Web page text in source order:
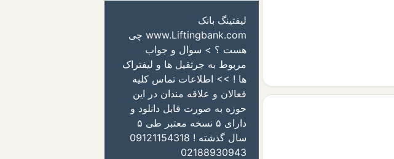
لیفتینگ بانک
www.Liftingbank.com چی
هست ؟ > سوال و جواب
مربوط به جرثقیل ها و لیفتراک
ها ! >> اطلاعات تماس کلیه
فعالان و علاقه مندان در این
حوزه به صورت قابل دانلود و
دارای ۵ نسخه معتبر طی ۵
سال گذشته ! 09121154318
02188930943